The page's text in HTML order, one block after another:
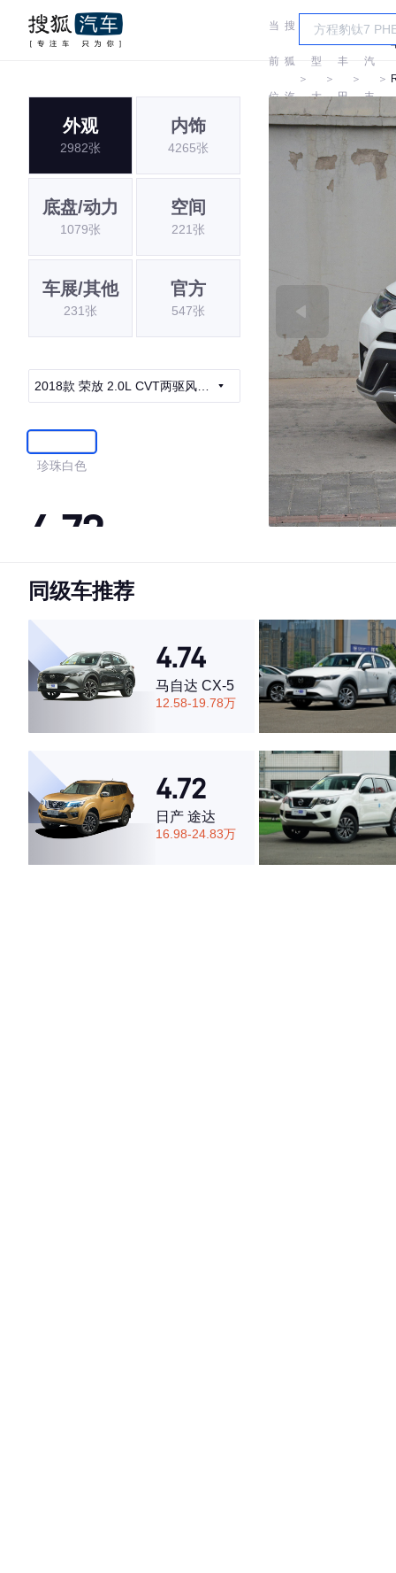
当
前
位
置:
搜
狐
汽
车
＞
车
型
大
全
＞
丰
田
＞
一
汽
丰
田
＞
外观
2982张
内饰
4265张
底盘/动力
1079张
空间
221张
车展/其他
231张
官方
547张
2018款 荣放 2.0L CVT两驱风尚
珍珠白色
4.72
·外观表现较为优秀，优于53%同级车
·空间表现较为优秀，优于84%同级车
同级车推荐
4.74
马自达 CX-5
12.58-19.78万
4.72
日产 途达
16.98-24.83万